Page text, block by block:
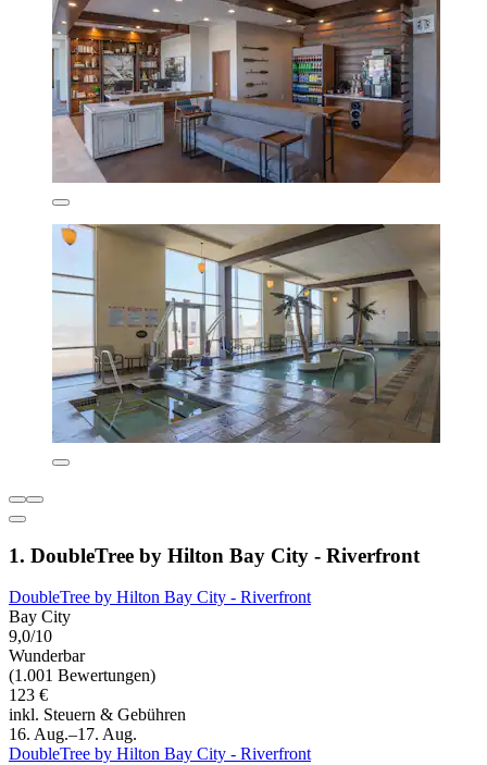
1. DoubleTree by Hilton Bay City - Riverfront
DoubleTree by Hilton Bay City - Riverfront
Bay City
9,0/10
Wunderbar
(1.001 Bewertungen)
123 €
inkl. Steuern & Gebühren
16. Aug.–17. Aug.
DoubleTree by Hilton Bay City - Riverfront